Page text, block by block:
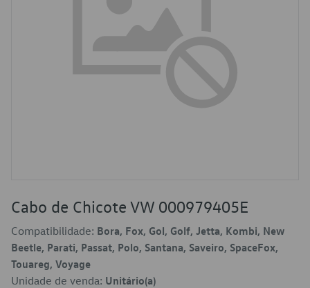
Cabo de Chicote VW 000979405E
Compatibilidade: Bora, Fox, Gol, Golf, Jetta, Kombi, New
Beetle, Parati, Passat, Polo, Santana, Saveiro, SpaceFox,
Touareg, Voyage
Unidade de venda: Unitário(a)